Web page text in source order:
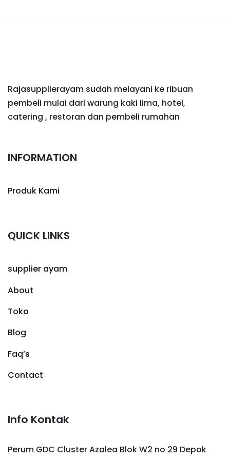
Rajasupplierayam sudah melayani ke ribuan
pembeli mulai dari warung kaki lima, hotel,
catering , restoran dan pembeli rumahan
INFORMATION
Produk Kami
QUICK LINKS
supplier ayam
About
Toko
Blog
Faq’s
Contact
Info Kontak
Perum GDC Cluster Azalea Blok W2 no 29 Depok